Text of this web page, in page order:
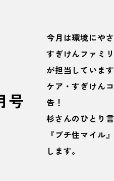
号
今月は環境にや
すぎけんファミ
が担当しています
ケア・すぎけん
告！
杉さんのひとり
『プチ住マイル
します。